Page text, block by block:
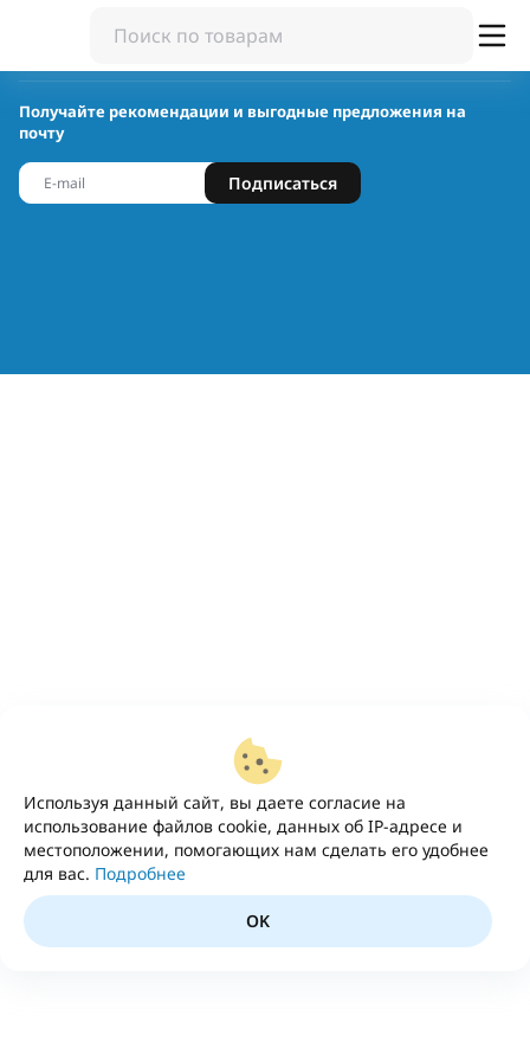
Используя данный сайт, вы даете согласие на
использование файлов cookie, данных об IP-адресе и
местоположении, помогающих нам сделать его удобнее
для вас. Подробнее
OK
Получайте рекомендации и выгодные предложения на
почту
Подписаться